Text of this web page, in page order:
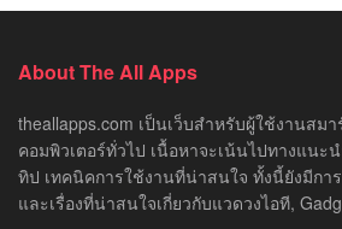
About The All Apps
theallapps.com เป็นเว็บสำหรับผู้ใช้งานสม
คอมพิวเตอร์ทั่วไป เนื้อหาจะเน้นไปทางแนะ
ทิป เทคนิคการใช้งานที่น่าสนใจ ทั้งนี้ยังมีกา
และเรื่องที่น่าสนใจเกี่ยวกับแวดวงไอที,